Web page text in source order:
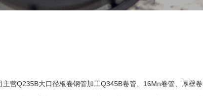
主营Q235B大口径板卷钢管加工Q345B卷管、16Mn卷管、厚壁